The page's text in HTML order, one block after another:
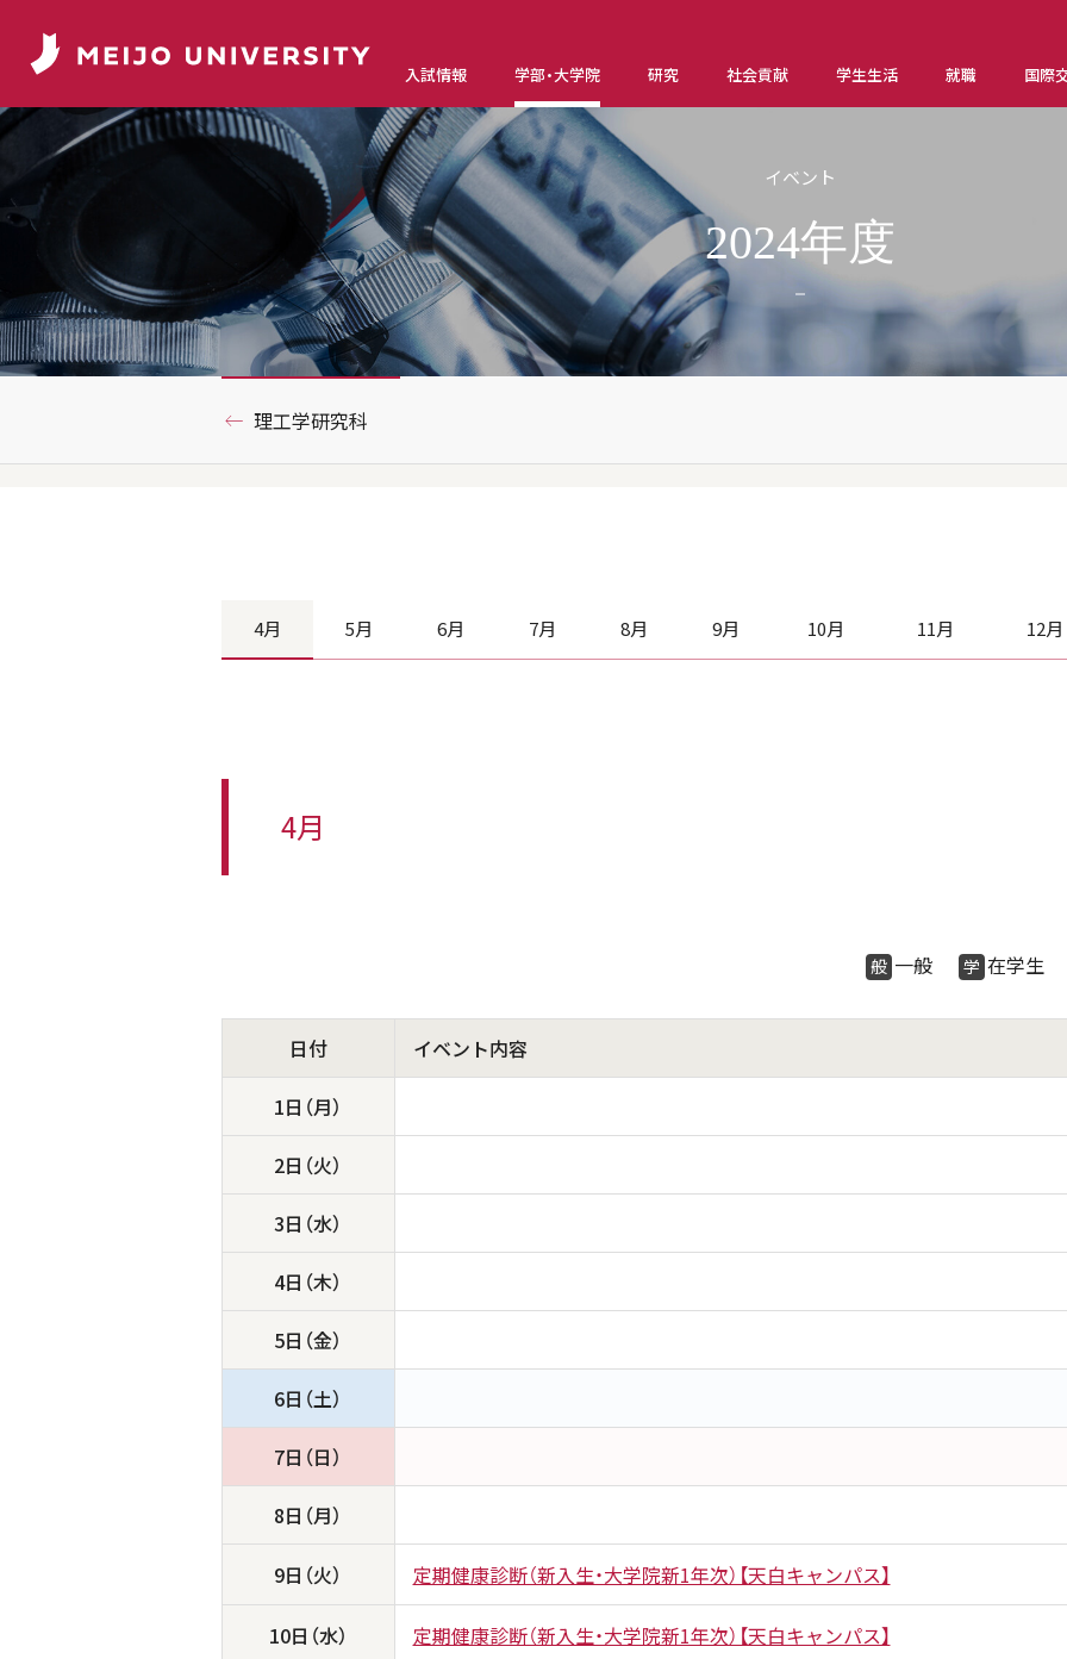
入試情報 学部・大学院 研究 社会貢献 学生生活 就職 国際
イベント
2024年度
理工学研究科
4月 5月 6月 7月 8月 9月 10月 11月 12月
4月
般 一般 学 在学生
日付 イベント内容
1日（月）
2日（火）
3日（水）
4日（木）
5日（金）
6日（土）
7日（日）
8日（月）
9日（火） 定期健康診断（新入生・大学院新1年次）【天白キャンパス】
10日（水） 定期健康診断（新入生・大学院新1年次）【天白キャンパス】